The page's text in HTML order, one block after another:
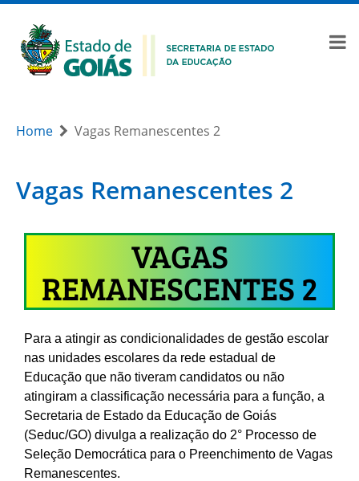
Home Vagas Remanescentes 2
Vagas Remanescentes 2
VAGAS
REMANESCENTES 2
Para a atingir as condicionalidades de gestão escolar
nas unidades escolares da rede estadual de
Educação que não tiveram candidatos ou não
atingiram a classificação necessária para a função, a
Secretaria de Estado da Educação de Goiás
(Seduc/GO) divulga a realização do 2° Processo de
Seleção Democrática para o Preenchimento de Vagas
Remanescentes.